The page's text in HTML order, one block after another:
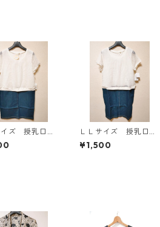
イズ 授乳口付
ニティ ドッ
ンピース ホ
ＬＬサイズ 授乳口付
き マタニティ ドッ
キングワンピース ホ
¥1,500